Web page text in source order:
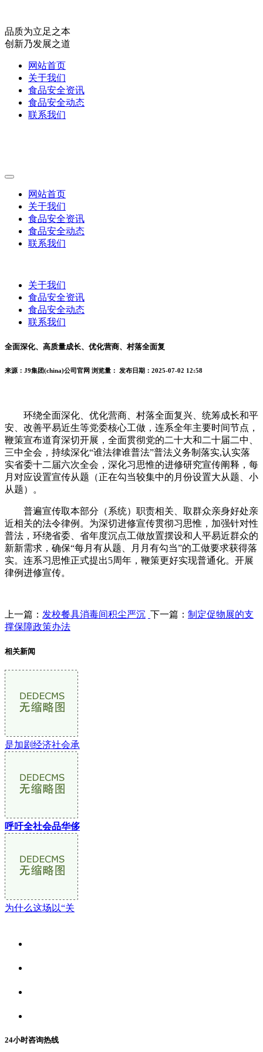
品质为立足之本
创新乃发展之道
网站首页
关于我们
食品安全资讯
食品安全动态
联系我们
网站首页
关于我们
食品安全资讯
食品安全动态
联系我们
关于我们
食品安全资讯
食品安全动态
联系我们
全面深化、高质量成长、优化营商、村落全面复
来源：J9集团(china)公司官网 浏览量： 发布日期：2025-07-02 12:58
环绕全面深化、优化营商、村落全面复兴、统筹成长和平
安、改善平易近生等党委核心工做，连系全年主要时间节点，
鞭策宣布道育深切开展，全面贯彻党的二十大和二十届二中、
三中全会，持续深化“谁法律谁普法”普法义务制落实,认实落
实省委十二届六次全会，深化习思惟的进修研究宣传阐释，每
月对应设置宣传从题（正在勾当较集中的月份设置大从题、小
从题）。
普遍宣传取本部分（系统）职责相关、取群众亲身好处亲
近相关的法令律例。为深切进修宣传贯彻习思惟，加强针对性
普法，环绕省委、省年度沉点工做放置摆设和人平易近群众的
新新需求，确保“每月有从题、月月有勾当”的工做要求获得落
实。连系习思惟正式提出5周年，鞭策更好实现普通化。开展
律例进修宣传。
上一篇： 发校餐具消毒间积尘严沉 下一篇： 制定促物展的支
撑保障政策办法
相关新闻
是加剧经济社会承
呼吁全社会品华侈
为什么这场以“关
24小时咨询热线